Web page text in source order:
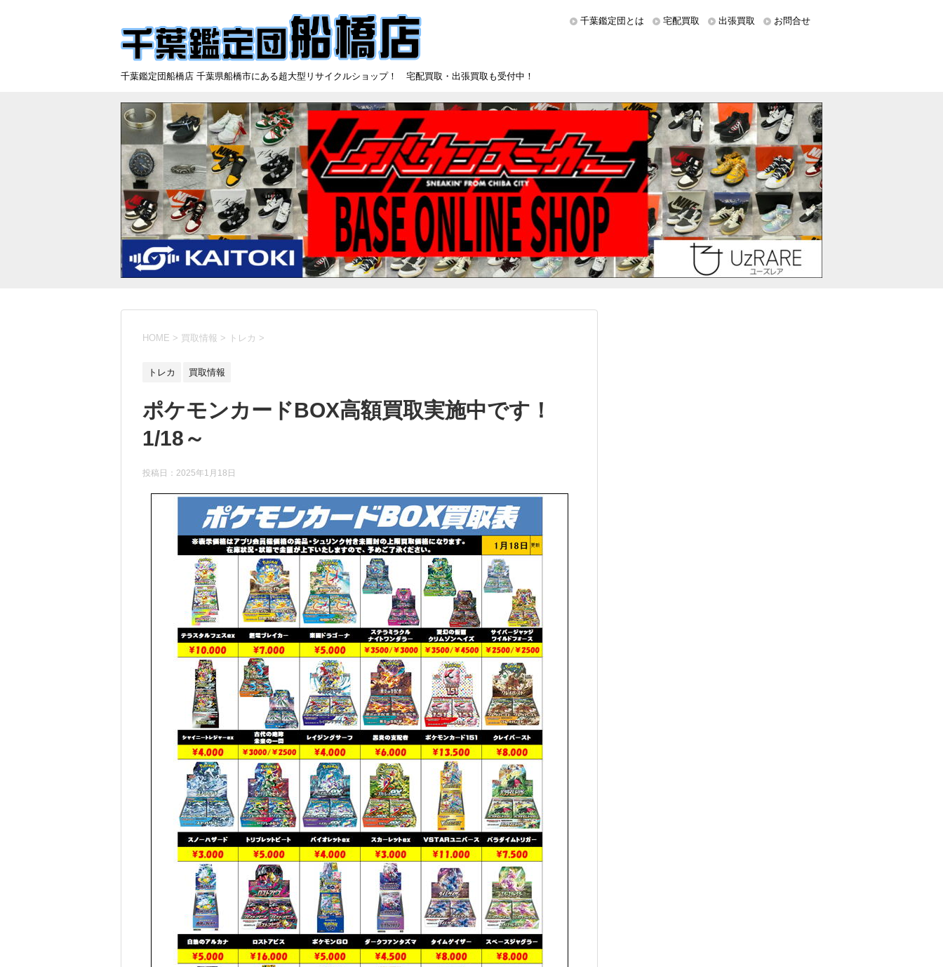
千葉鑑定団船橋店 千葉県船橋市にある超大型リサイクルショップ！ 宅配買取・出張買取も受付中！
千葉鑑定団とは 宅配買取 出張買取 お問合せ
HOME > 買取情報 > トレカ >
トレカ 買取情報
ポケモンカードBOX高額買取実施中です！
1/18～
投稿日： 2025年1月18日